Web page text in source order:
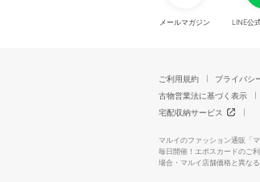
メールマガジン LINE公
ご利用規約 プライバシ
古物営業法に基づく表示
宅配収納サービス
マルイのファッション通販「
毎日開催！エポスカードのご
場合・マルイ店舗価格と異な